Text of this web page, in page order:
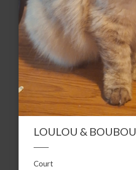
LOULOU & BOUBOU
Court